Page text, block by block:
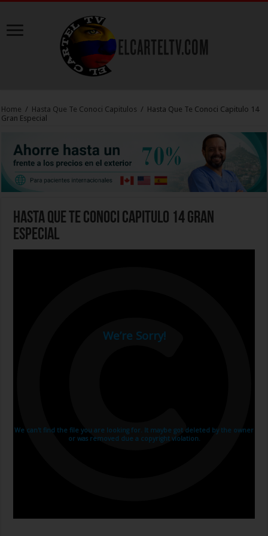
Home / Hasta Que Te Conoci Capitulos / Hasta Que Te Conoci Capitulo 14
Gran Especial
Hasta Que Te Conoci Capitulo 14 Gran
Especial